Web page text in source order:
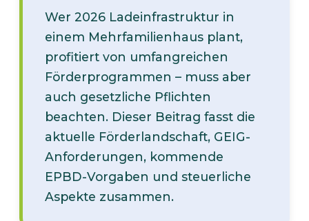
Wer 2026 Ladeinfrastruktur in
einem Mehrfamilienhaus plant,
profitiert von umfangreichen
Förderprogrammen – muss aber
auch gesetzliche Pflichten
beachten. Dieser Beitrag fasst die
aktuelle Förderlandschaft, GEIG-
Anforderungen, kommende
EPBD-Vorgaben und steuerliche
Aspekte zusammen.